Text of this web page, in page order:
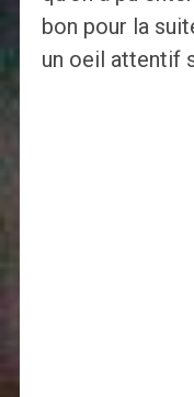
bon pour la
un oeil attentif